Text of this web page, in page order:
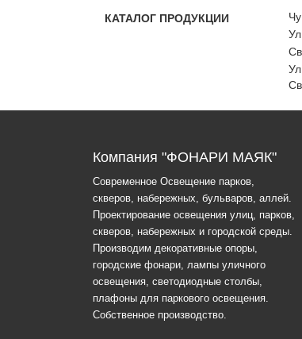
КАТАЛОГ ПРОДУКЦИИ
Компания "ФОНАРИ МАЯК"
Современное Освещение парков,
скверов, набережных, бульваров, аллей.
Проектирование освещения улиц, парков,
скверов, набережных и городской среды.
Производим декоративные опоры,
городские фонари, лампы уличного
освещения, светодиодные столбы,
плафоны для паркового освещения.
Собственное производство.